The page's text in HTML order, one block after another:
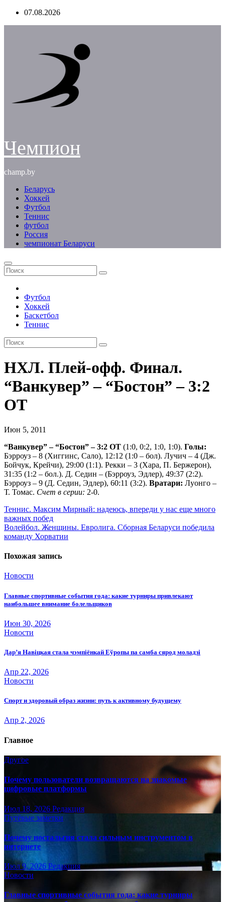
Перейти07.08.2026
Чемпион
champ.by
Беларусь
Хоккей
Футбол
Теннис
футбол
Россия
чемпионат Беларуси
Футбол
Хоккей
Баскетбол
Теннис
НХЛ. Плей-офф. Финал.
“Ванкувер” – “Бостон” – 3:2
ОТ
Июн 5, 2011
“Ванкувер” – “Бостон” – 3:2 ОТ (1:0, 0:2, 1:0, 1:0). Голы:
Бэрроуз – 8 (Хиггинс, Сало), 12:12 (1:0 – бол). Лучич – 4 (Дж.
Бойчук, Крейчи), 29:00 (1:1). Рекки – 3 (Хара, П. Бержерон),
31:35 (1:2 – бол.). Д. Седин – (Бэрроуз, Эдлер), 49:37 (2:2).
Бэрроуз – 9 (Д. Седин, Эдлер), 60:11 (3:2). Вратари: Луонго –
Т. Томас. Счет в серии: 2-0.
Навигация
по
записям
Теннис. Максим Мирный: надеюсь, впереди у нас еще много
важных побед
Волейбол. Женщины. Евролига. Сборная Беларуси победила
команду Хорватии
Похожая запись
Новости
Главные спортивные события года: какие турниры привлекают
наибольшее внимание болельщиков
Июн 30, 2026
Новости
Дар’я Навіцкая стала чэмпіёнкай Еўропы па самба сярод моладзі
Апр 22, 2026
Новости
Спорт и здоровый образ жизни: путь к активному будущему
Апр 2, 2026
Главное
Другое
Почему пользователи возвращаются на знакомые
цифровые платформы
Июл 18, 2026 Редакция
Путёвые заметки
Почему ностальгия стала сильным инструментом в
интернете
Июл 9, 2026 Редакция
Новости
Главные спортивные события года: какие турниры